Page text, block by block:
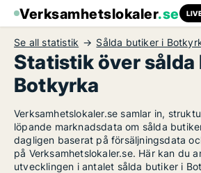
Verksamhetslokaler.se
Se all statistik Sålda butiker i
Statistik över sålda
Botkyrka
Verksamhetslokaler.se samlar in,
löpande marknadsdata om sålda
dagligen baserat på försäljningsdata
på Verksamhetslokaler.se. Här kan du
utvecklingen i antalet sålda butiker i